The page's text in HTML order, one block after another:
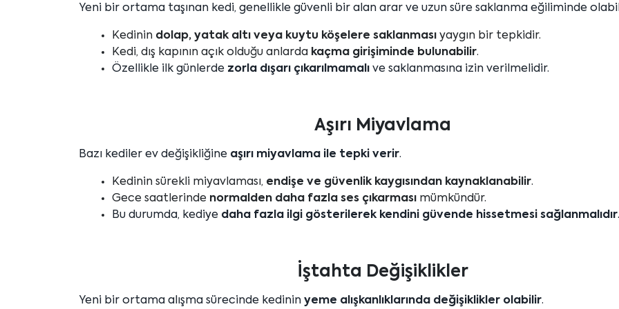
Yeni bir ortama taşınan kedi, genellikle güvenli bir alan arar ve uzun süre saklanma eğiliminde
Kedinin dolap, yatak altı veya kuytu köşelere saklanması yaygın bir tepkidir.
Kedi, dış kapının açık olduğu anlarda kaçma girişiminde bulunabilir.
Özellikle ilk günlerde zorla dışarı çıkarılmamalı ve saklanmasına izin verilmelidir.
Aşırı Miyavlama
Bazı kediler ev değişikliğine aşırı miyavlama ile tepki verir.
Kedinin sürekli miyavlaması, endişe ve güvenlik kaygısından kaynaklanabilir.
Gece saatlerinde normalden daha fazla ses çıkarması mümkündür.
Bu durumda, kediye daha fazla ilgi gösterilerek kendini güvende hissetmesi sağlanmalıdır.
İştahta Değişiklikler
Yeni bir ortama alışma sürecinde kedinin yeme alışkanlıklarında değişiklikler olabilir.